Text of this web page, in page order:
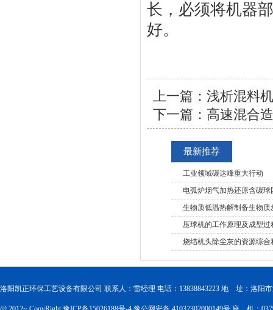
长，必须将机器
好。
上一篇： 浅析混料
下一篇： 高速混合
最新推荐
工业领域碳达峰重大行动
电弧炉烟气加热还原含碳球
生物质低温热解制备生物质
压球机的工作原理及成型过
烧结机头除尘灰的资源综合
洛阳凯正环保工艺设备有限公司 联系人：雷经理 电话：13838843223 地 址：洛阳